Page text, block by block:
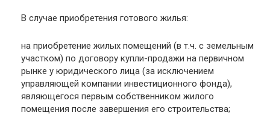
В случае приобретения готового жилья:
на приобретение жилых помещений (в т.ч. с земельным
участком) по договору купли-продажи на первичном
рынке у юридического лица (за исключением
управляющей компании инвестиционного фонда),
являющегося первым собственником жилого
помещения после завершения его строительства;